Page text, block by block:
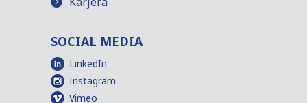
SOCIAL MEDIA
LinkedIn
Instagram
Vimeo